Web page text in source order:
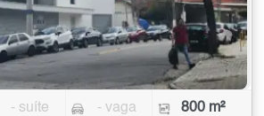
- suíte - vaga 800 m²